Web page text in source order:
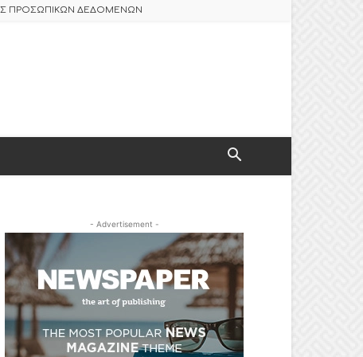
ΠΡΟΣΩΠΙΚΩΝ ΔΕΔΟΜΕΝΩΝ
- Advertisement -